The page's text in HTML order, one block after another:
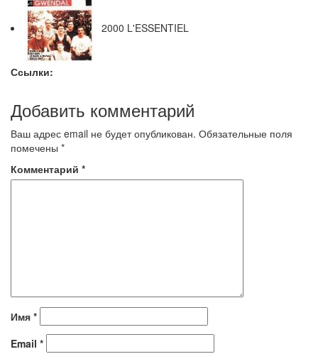
2000 L'ESSENTIEL
Ссылки:
Добавить комментарий
Ваш адрес email не будет опубликован. Обязательные поля
помечены *
Комментарий *
Имя *
Email *